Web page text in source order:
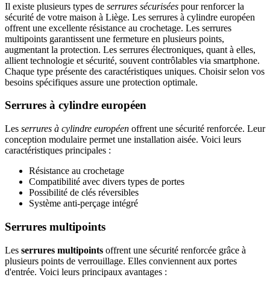
Il existe plusieurs types de serrures sécurisées pour renforcer la
sécurité de votre maison à Liège. Les serrures à cylindre européen
offrent une excellente résistance au crochetage. Les serrures
multipoints garantissent une fermeture en plusieurs points,
augmentant la protection. Les serrures électroniques, quant à elles,
allient technologie et sécurité, souvent contrôlables via smartphone.
Chaque type présente des caractéristiques uniques. Choisir selon vos
besoins spécifiques assure une protection optimale.
Serrures à cylindre européen
Les serrures à cylindre européen offrent une sécurité renforcée. Leur
conception modulaire permet une installation aisée. Voici leurs
caractéristiques principales :
Résistance au crochetage
Compatibilité avec divers types de portes
Possibilité de clés réversibles
Système anti-perçage intégré
Serrures multipoints
Les serrures multipoints offrent une sécurité renforcée grâce à
plusieurs points de verrouillage. Elles conviennent aux portes
d'entrée. Voici leurs principaux avantages :